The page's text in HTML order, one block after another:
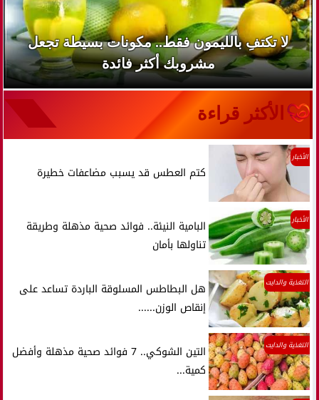
لا تكتفِ بالليمون فقط.. مكونات بسيطة تجعل
مشروبك أكثر فائدة
الأكثر قراءة
الأخبار
كتم العطس قد يسبب مضاعفات خطيرة
الأخبار
البامية النيئة.. فوائد صحية مذهلة وطريقة
تناولها بأمان
التغذية والدايت
هل البطاطس المسلوقة الباردة تساعد على
إنقاص الوزن......
التغذية والدايت
التين الشوكي.. 7 فوائد صحية مذهلة وأفضل
كمية...